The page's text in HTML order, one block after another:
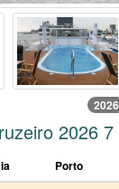
2026
2026
Porto